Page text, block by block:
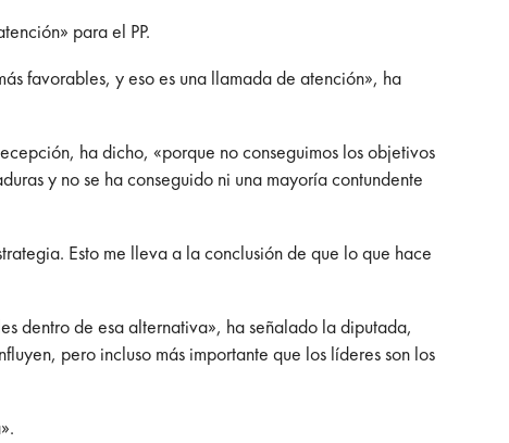
para el PP.
favorables, y eso es una llamada de atención», ha
ha dicho, «porque no conseguimos los objetivos
y no se ha conseguido ni una mayoría contundente
Esto me lleva a la conclusión de que lo que hace
dentro de esa alternativa», ha señalado la diputada,
pero incluso más importante que los líderes son los